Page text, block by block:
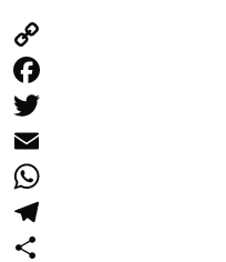
Copy
Link
Facebook
Twitter
Email
WhatsApp
Telegram